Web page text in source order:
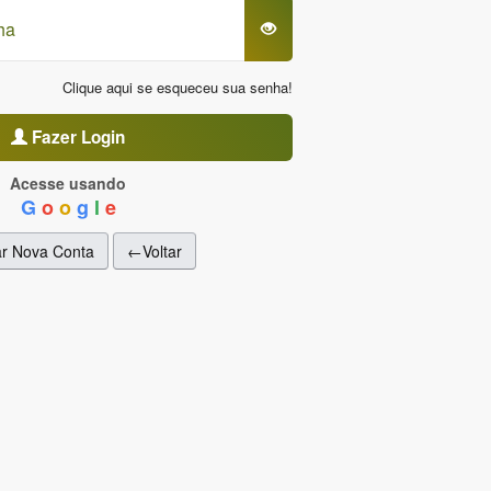
Clique aqui se esqueceu sua senha!
Fazer Login
Acesse usando
G o o g l e
Nova Conta ←Voltar